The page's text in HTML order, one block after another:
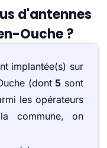
d'antennes
Ouche ?
implantée(s) sur
(dont5 sont
les opérateurs
commune, on